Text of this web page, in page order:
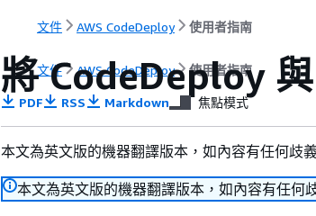
文件 AWS CodeDeploy 使用者指南
文件 AWS CodeDeploy 使用者指南
將 CodeDeploy
PDF RSS Markdown 焦點模式
本文為英文版的機器翻譯版本，如內容有任何歧
本文為英文版的機器翻譯版本，如內容有任何